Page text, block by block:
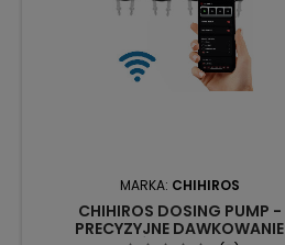
MARKA: CHIHIROS
CHIHIROS DOSING PUMP -
PRECYZYJNE DAWKOWANIE